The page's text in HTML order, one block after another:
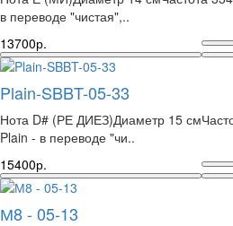
в переводе "чистая",..
13700р.
Plain-SBBT-05-33
Нота D# (РЕ ДИЕЗ)Диаметр 15
Plain - в переводе "чи..
15400р.
М8 - 05-13